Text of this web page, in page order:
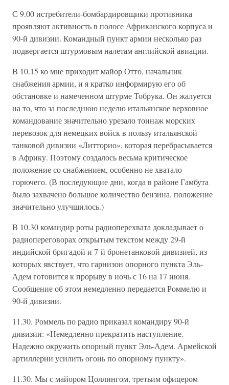
С 9.00 истребители-бомбардировщики противника
проявляют активность в полосе Африканского корпуса и
90-й дивизии. Командный пункт армии несколько раз
подвергается штурмовым налетам английской авиации.
В 10.15 ко мне приходит майор Отто, начальник
снабжения армии, и я кратко информирую его об
обстановке и намеченном штурме Тобрука. Он жалуется
на то, что за последнюю неделю итальянское верховное
командование значительно урезало тоннаж морских
перевозок для немецких войск в пользу итальянской
танковой дивизии «Литторио», которая перебрасывается
в Африку. Поэтому создалось весьма критическое
положение со снабжением, особенно не хватало
горючего. (В последующие дни, когда в районе Гамбута
было захвачено большое количество бензина, положение
значительно улучшилось.)
В 10.30 командир роты радиоперехвата докладывает о
радиопереговорах открытым текстом между 29-й
индийской бригадой и 7-й бронетанковой дивизией, из
которых явствует, что гарнизон опорного пункта Эль-
Адем готовится к прорыву в ночь с 16 на 17 июня.
Сообщение об этом немедленно передается Роммелю и
90-й дивизии.
11.30. Роммель по радио приказал командиру 90-й
дивизии: «Немедленно прекратить наступление.
Надежно окружить опорный пункт Эль-Адем. Армейской
артиллерии усилить огонь по опорному пункту».
11.30. Мы с майором Цоллингом, третьим офицером